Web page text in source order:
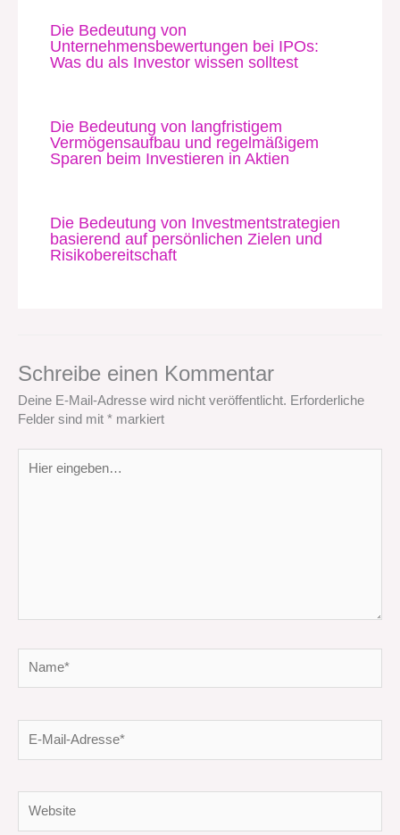
Die Bedeutung von
Unternehmensbewertungen bei IPOs:
Was du als Investor wissen solltest
Die Bedeutung von langfristigem
Vermögensaufbau und regelmäßigem
Sparen beim Investieren in Aktien
Die Bedeutung von Investmentstrategien
basierend auf persönlichen Zielen und
Risikobereitschaft
Schreibe einen Kommentar
Deine E-Mail-Adresse wird nicht veröffentlicht. Erforderliche
Felder sind mit * markiert
eingeben…
Mail-